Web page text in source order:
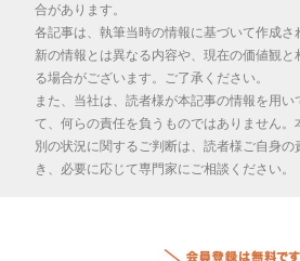
合があります。
各記事は、執筆当時の情報に基づいて作成さ
新の情報とは異なる内容や、現在の価値観
る場合がございます。ご了承ください。
また、当社は、読者様が本記事の情報を用
て、何らの責任を負うものではありません。
別の状況に関するご判断は、読者様ご自身
き、必要に応じて専門家にご相談ください。